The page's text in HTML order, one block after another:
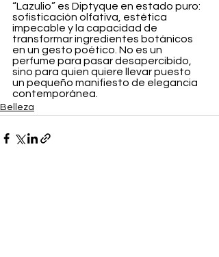
“Lazulio” es Diptyque en estado puro:
sofisticación olfativa, estética
impecable y la capacidad de
transformar ingredientes botánicos
en un gesto poético. No es un
perfume para pasar desapercibido,
sino para quien quiere llevar puesto
un pequeño manifiesto de elegancia
contemporánea.
Belleza